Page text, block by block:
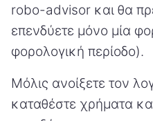
robo-advisor και θα
επενδύετε μόνο μία
φορολογική περίοδο).
Μόλις ανοίξετε τον
καταθέστε χρήματα